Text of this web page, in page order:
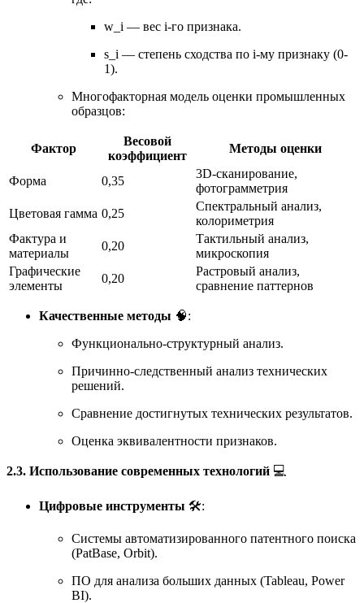
w_i — вес i-го признака.
s_i — степень сходства по i-му признаку (0-
1).
Многофакторная модель оценки промышленных
образцов:
Фактор
Весовой
коэффициент
Методы оценки
Форма 0,35
3D-сканирование,
фотограмметрия
Цветовая гамма 0,25
Спектральный анализ,
колориметрия
Фактура и
материалы
0,20
Тактильный анализ,
микроскопия
Графические
элементы
0,20
Растровый анализ,
сравнение паттернов
Качественные методы 🧠:
Функционально-структурный анализ.
Причинно-следственный анализ технических
решений.
Сравнение достигнутых технических результатов.
Оценка эквивалентности признаков.
2.3. Использование современных технологий 💻
Цифровые инструменты 🛠️:
Системы автоматизированного патентного поиска
(PatBase, Orbit).
ПО для анализа больших данных (Tableau, Power
BI).